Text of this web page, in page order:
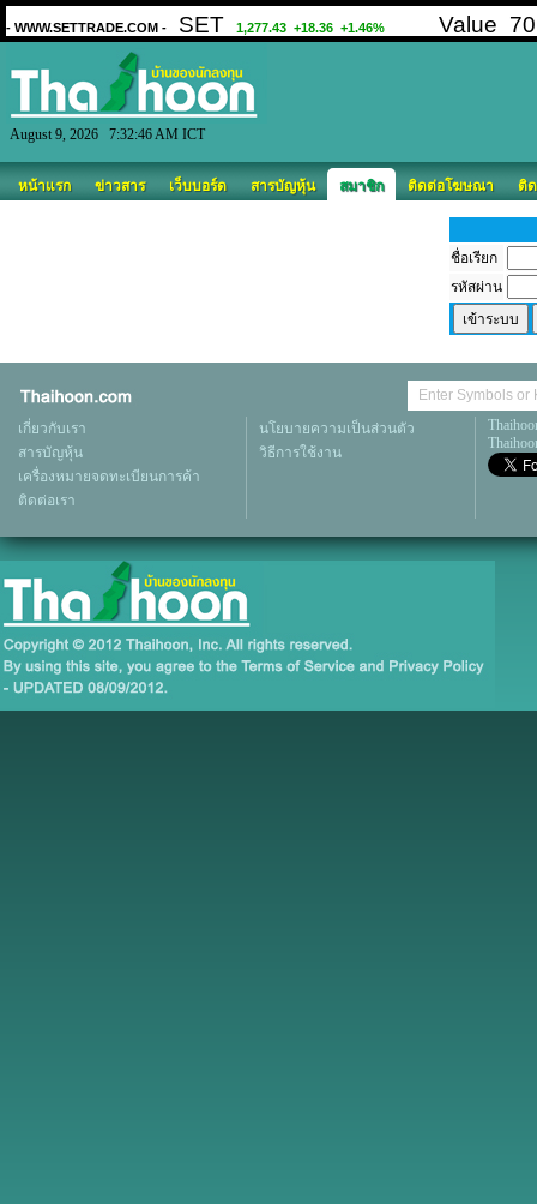
August 9, 2026 7:32:46 AM ICT
หน้าแรก ข่าวสาร เว็บบอร์ด สารบัญหุ้น สมาชิก ติดต่อโฆษณา ติ
ชื่อเรียก
รหัสผ่าน
เกี่ยวกับเรา
สารบัญหุ้น
เครื่องหมายจดทะเบียนการค้า
ติดต่อเรา
นโยบายความเป็นส่วนตัว
วิธีการใช้งาน